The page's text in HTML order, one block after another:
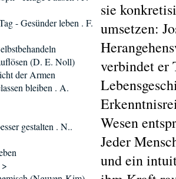
sie
umsetzen:
verbindet er
Wesen
Jeder
und ein
- Gesünder leben . F.
(D. E. Noll)
der Armen
bleiben . A.
gestalten . N..